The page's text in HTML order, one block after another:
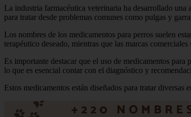
La industria farmacéutica veterinaria ha desarrollado una
para tratar desde problemas comunes como pulgas y
Los nombres de los medicamentos para perros suelen
terapéutico deseado, mientras que las marcas
Es importante destacar que el uso de medicamentos
lo que es esencial contar con el diagnóstico y
Estos medicamentos están diseñados para tratar